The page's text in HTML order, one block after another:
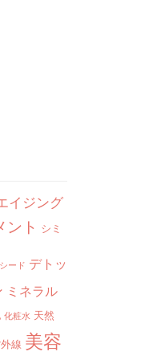
イジング
ント シミ
ード デトッ
ミネラル
化粧水 天然
線 美容